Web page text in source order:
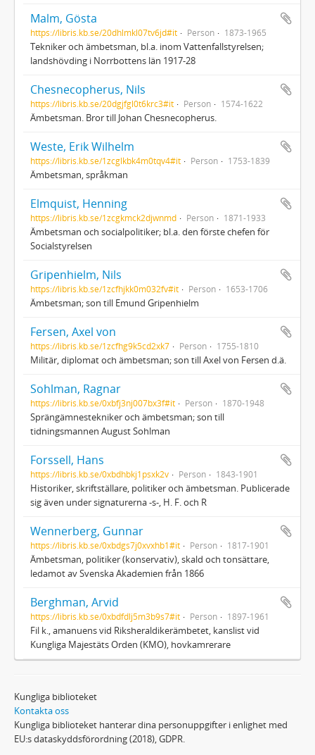
Malm, Gösta
https://libris.kb.se/20dhlmkl07tv6jd#it Person 1873-1965
Tekniker och ämbetsman, bl.a. inom Vattenfallstyrelsen;
landshövding i Norrbottens län 1917-28
Chesnecopherus, Nils
https://libris.kb.se/20dgjfgl0t6krc3#it Person 1574-1622
Ämbetsman. Bror till Johan Chesnecopherus.
Weste, Erik Wilhelm
https://libris.kb.se/1zcglkbk4m0tqv4#it Person 1753-1839
Ämbetsman, språkman
Elmquist, Henning
https://libris.kb.se/1zcgkmck2djwnmd Person 1871-1933
Ämbetsman och socialpolitiker; bl.a. den förste chefen för
Socialstyrelsen
Gripenhielm, Nils
https://libris.kb.se/1zcfhjkk0m032fv#it Person 1653-1706
Ämbetsman; son till Emund Gripenhielm
Fersen, Axel von
https://libris.kb.se/1zcfhg9k5cd2xk7 Person 1755-1810
Militär, diplomat och ämbetsman; son till Axel von Fersen d.ä.
Sohlman, Ragnar
https://libris.kb.se/0xbfj3nj007bx3f#it Person 1870-1948
Sprängämnestekniker och ämbetsman; son till
tidningsmannen August Sohlman
Forssell, Hans
https://libris.kb.se/0xbdhbkj1psxk2v Person 1843-1901
Historiker, skriftställare, politiker och ämbetsman. Publicerade
sig även under signaturerna -s-, H. F. och R
Wennerberg, Gunnar
https://libris.kb.se/0xbdgs7j0xvxhb1#it Person 1817-1901
Ämbetsman, politiker (konservativ), skald och tonsättare,
ledamot av Svenska Akademien från 1866
Berghman, Arvid
https://libris.kb.se/0xbdfdlj5m3b9s7#it Person 1897-1961
Fil k., amanuens vid Riksheraldikerämbetet, kanslist vid
Kungliga Majestäts Orden (KMO), hovkamrerare
Kungliga biblioteket
Kontakta oss
Kungliga biblioteket hanterar dina personuppgifter i enlighet med
EU:s dataskyddsförordning (2018), GDPR.